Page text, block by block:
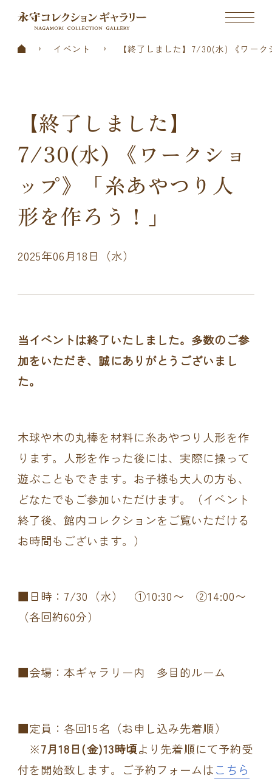
イベント 【終了しました】7/30(水) 《ワー
【終了しました】
7/30(水) 《ワークショ
ップ》「糸あやつり人
形を作ろう！」
2025年06月18日（水）
当イベントは終了いたしました。多数のご参
加をいただき、誠にありがとうございまし
た。
木球や木の丸棒を材料に糸あやつり人形を作
ります。人形を作った後には、実際に操って
遊ぶこともできます。お子様も大人の方も、
どなたでもご参加いただけます。（イベント
終了後、館内コレクションをご覧いただける
お時間もございます。）
■日時：7/30（水） ①10:30〜 ②14:00〜
（各回約60分）
■会場：本ギャラリー内 多目的ルーム
■定員：各回15名（お申し込み先着順）
※7月18日(金)13時頃より先着順にて予約受
付を開始致します。ご予約フォームはこちら